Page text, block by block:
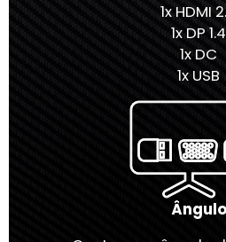
1x HDMI
1x DP 1.4
1x DC
1x USB
Ângulo